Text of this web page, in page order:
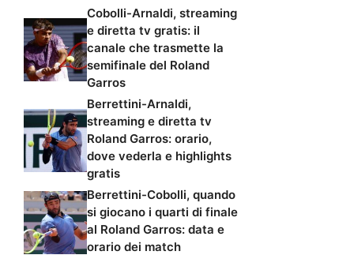
Cobolli-Arnaldi, streaming
e diretta tv gratis: il
canale che trasmette la
semifinale del Roland
Garros
Berrettini-Arnaldi,
streaming e diretta tv
Roland Garros: orario,
dove vederla e highlights
gratis
Berrettini-Cobolli, quando
si giocano i quarti di finale
al Roland Garros: data e
orario dei match